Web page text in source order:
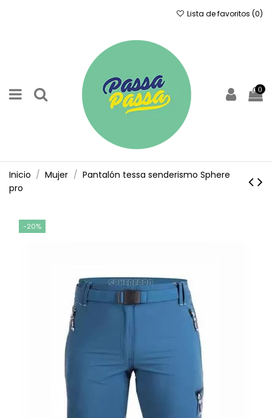
Lista de favoritos (0)
0
Inicio Mujer
Pantalón tessa senderismo Sphere
pro
-20%